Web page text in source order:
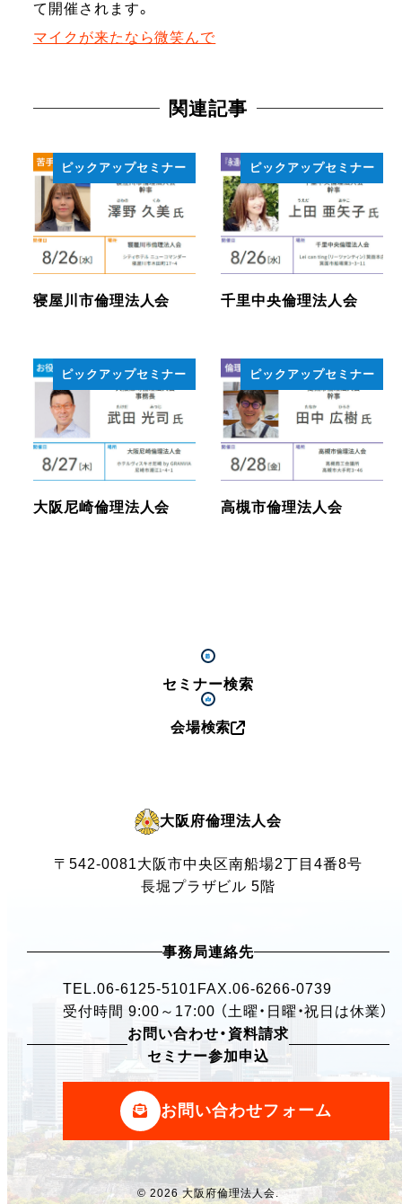
て開催されます。
マイクが来たなら微笑んで
関連記事
ピックアップセミナー
寝屋川市倫理法人会
ピックアップセミナー
千里中央倫理法人会
ピックアップセミナー
大阪尼崎倫理法人会
ピックアップセミナー
高槻市倫理法人会
セミナー検索
会場検索
大阪府倫理法人会
〒542-0081大阪市中央区南船場2丁目4番8号
長堀プラザビル 5階
事務局連絡先
TEL.06-6125-5101 FAX.06-6266-0739
受付時間 9:00～17:00 （土曜・日曜・祝日は休業）
お問い合わせ・資料請求
セミナー参加申込
お問い合わせフォーム
© 2026 大阪府倫理法人会.